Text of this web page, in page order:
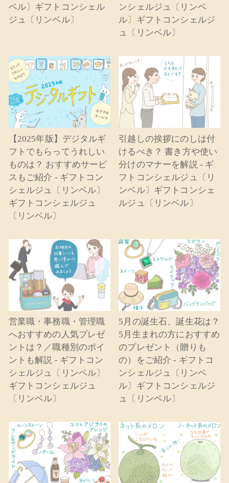
ベル〕ギフトコンシェル
ジュ〔リンベル〕
ンシェルジュ〔リンベ
ル〕ギフトコンシェルジ
ュ〔リンベル〕
【2025年版】デジタルギ
フトでもらってうれしい
ものは？ おすすめサービ
スもご紹介 - ギフトコン
シェルジュ〔リンベル〕
ギフトコンシェルジュ
〔リンベル〕
引越しの挨拶にのしは付
けるべき？ 書き方や使い
分けのマナーを解説 - ギ
フトコンシェルジュ〔リ
ンベル〕ギフトコンシェ
ルジュ〔リンベル〕
営業職・事務職・管理職
へおすすめの人気プレゼ
ントは？／職種別のポイ
ントも解説 - ギフトコン
シェルジュ〔リンベル〕
ギフトコンシェルジュ
〔リンベル〕
5月の誕生石、誕生花は？
5月生まれの方におすすめ
のプレゼント（贈りも
の）をご紹介 - ギフトコ
ンシェルジュ〔リンベ
ル〕ギフトコンシェルジ
ュ〔リンベル〕